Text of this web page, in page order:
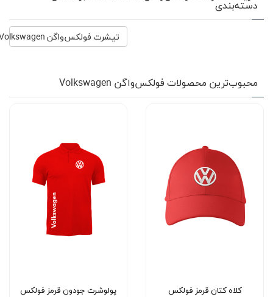
دسته‌بندی
تیشرت فولکس‌واگن Volkswagen
محبوب‌ترین محصولات فولکس‌واگن Volkswagen
پولوشرت جودون قرمز فولکس
کلاه کتان قرمز فولکس